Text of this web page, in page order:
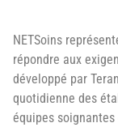
NETSoins
répondre aux
développé par
quotidienne des
équipes